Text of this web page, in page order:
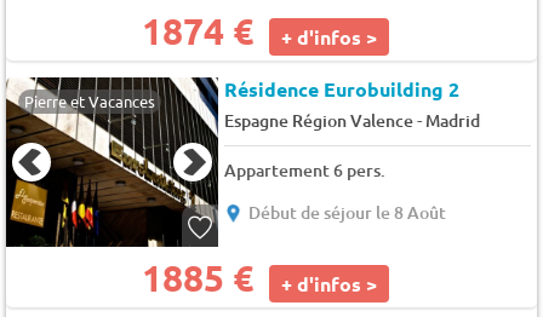
1874 € + d'infos >
Pierre et Vacances Résidence Eurobuilding 2
Espagne Région Valence- Madrid
Appartement 6 pers.
Début de séjour le 8 Août
1885 € + d'infos >